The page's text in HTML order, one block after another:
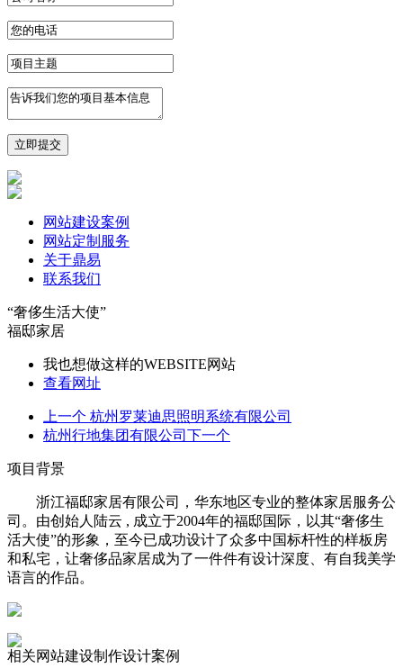
网站建设案例
网站定制服务
关于鼎易
联系我们
“奢侈生活大使”
福邸家居
我也想做这样的WEBSITE网站
查看网址
上一个 杭州罗莱迪思照明系统有限公司
杭州行地集团有限公司 下一个
项目背景
浙江福邸家居有限公司，华东地区专业的整体家居服务公
司。由创始人陆云 , 成立于2004年的福邸国际，以其“奢侈生
活大使”的形象，至今已成功设计了众多中国标杆性的样板房
和私宅，让奢侈品家居成为了一件件有设计深度、有自我美学
语言的作品。
相关网站建设制作设计案例